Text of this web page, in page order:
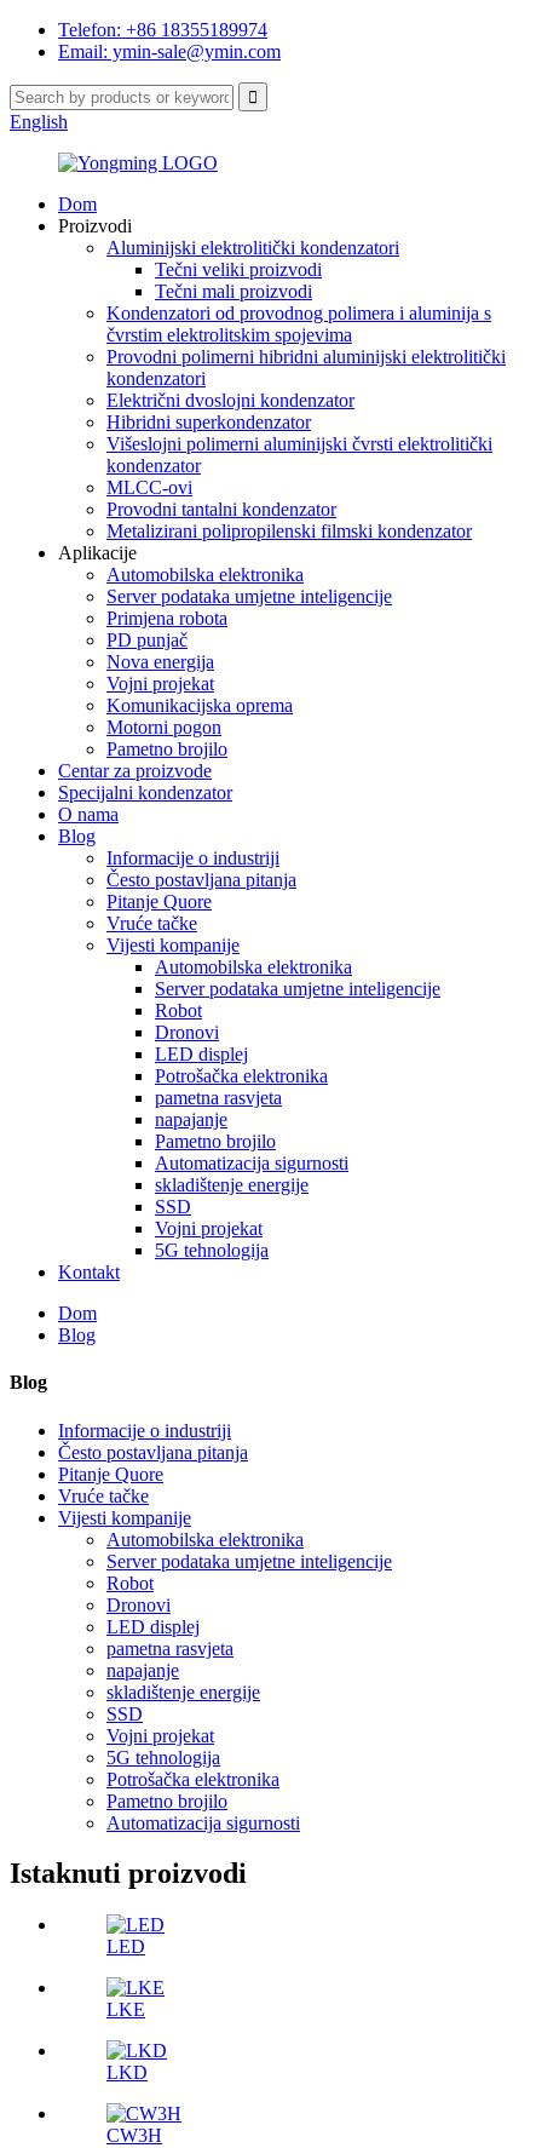
Telefon: +86 18355189974
Email: ymin-sale@ymin.com
English
Dom
Proizvodi
Aluminijski elektrolitički kondenzatori
Tečni veliki proizvodi
Tečni mali proizvodi
Kondenzatori od provodnog polimera i aluminija s
čvrstim elektrolitskim spojevima
Provodni polimerni hibridni aluminijski elektrolitički
kondenzatori
Električni dvoslojni kondenzator
Hibridni superkondenzator
Višeslojni polimerni aluminijski čvrsti elektrolitički
kondenzator
MLCC-ovi
Provodni tantalni kondenzator
Metalizirani polipropilenski filmski kondenzator
Aplikacije
Automobilska elektronika
Server podataka umjetne inteligencije
Primjena robota
PD punjač
Nova energija
Vojni projekat
Komunikacijska oprema
Motorni pogon
Pametno brojilo
Centar za proizvode
Specijalni kondenzator
O nama
Blog
Informacije o industriji
Često postavljana pitanja
Pitanje Quore
Vruće tačke
Vijesti kompanije
Automobilska elektronika
Server podataka umjetne inteligencije
Robot
Dronovi
LED displej
Potrošačka elektronika
pametna rasvjeta
napajanje
Pametno brojilo
Automatizacija sigurnosti
skladištenje energije
SSD
Vojni projekat
5G tehnologija
Kontakt
Dom
Blog
Blog
Informacije o industriji
Često postavljana pitanja
Pitanje Quore
Vruće tačke
Vijesti kompanije
Automobilska elektronika
Server podataka umjetne inteligencije
Robot
Dronovi
LED displej
pametna rasvjeta
napajanje
skladištenje energije
SSD
Vojni projekat
5G tehnologija
Potrošačka elektronika
Pametno brojilo
Automatizacija sigurnosti
Istaknuti proizvodi
LED
LKE
LKD
CW3H